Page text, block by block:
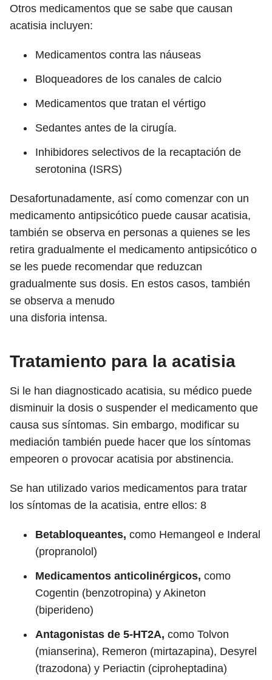
Otros medicamentos que se sabe que causan
acatisia incluyen:
Medicamentos contra las náuseas
Bloqueadores de los canales de calcio
Medicamentos que tratan el vértigo
Sedantes antes de la cirugía.
Inhibidores selectivos de la recaptación de
serotonina (ISRS)
Desafortunadamente, así como comenzar con un
medicamento antipsicótico puede causar acatisia,
también se observa en personas a quienes se les
retira gradualmente el medicamento antipsicótico o
se les puede recomendar que reduzcan
gradualmente sus dosis. En estos casos, también
se observa a menudo
una disforia intensa.
Tratamiento para la acatisia
Si le han diagnosticado acatisia, su médico puede
disminuir la dosis o suspender el medicamento que
causa sus síntomas. Sin embargo, modificar su
mediación también puede hacer que los síntomas
empeoren o provocar acatisia por abstinencia.
Se han utilizado varios medicamentos para tratar
los síntomas de la acatisia, entre ellos: 8
Betabloqueantes, como Hemangeol e Inderal
(propranolol)
Medicamentos anticolinérgicos, como
Cogentin (benzotropina) y Akineton
(biperideno)
Antagonistas de 5-HT2A, como Tolvon
(mianserina), Remeron (mirtazapina), Desyrel
(trazodona) y Periactin (ciproheptadina)